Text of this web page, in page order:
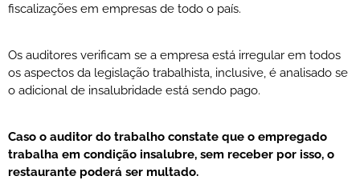
fiscalizações em empresas de todo o país.
Os auditores verificam se a empresa está irregular em todos
os aspectos da legislação trabalhista, inclusive, é analisado se
o adicional de insalubridade está sendo pago.
Caso o auditor do trabalho constate que o empregado
trabalha em condição insalubre, sem receber por isso, o
restaurante poderá ser multado.